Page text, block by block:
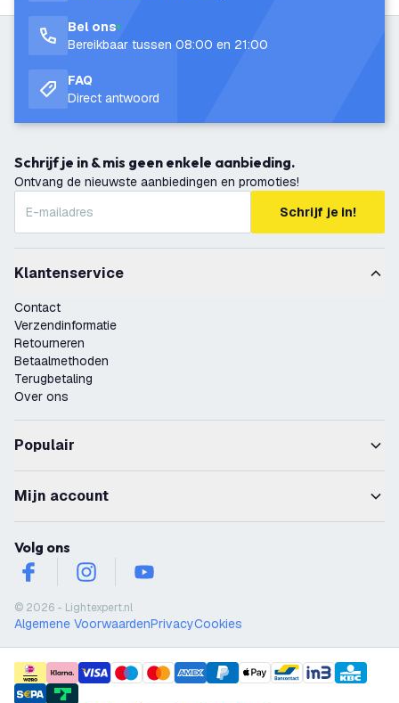
Bel ons
Bereikbaar tussen 08:00 en 21:00
FAQ
Direct antwoord
Schrijf je in & mis geen enkele aanbieding.
Ontvang de nieuwste aanbiedingen en promoties!
Schrijf je in!
Klantenservice
Contact
Verzendinformatie
Retourneren
Betaalmethoden
Terugbetaling
Over ons
Populair
Mijn account
Volg ons
facebookinstagramyoutube
© 2026 - Lightexpert.nl
Algemene VoorwaardenPrivacyCookies
payment methods